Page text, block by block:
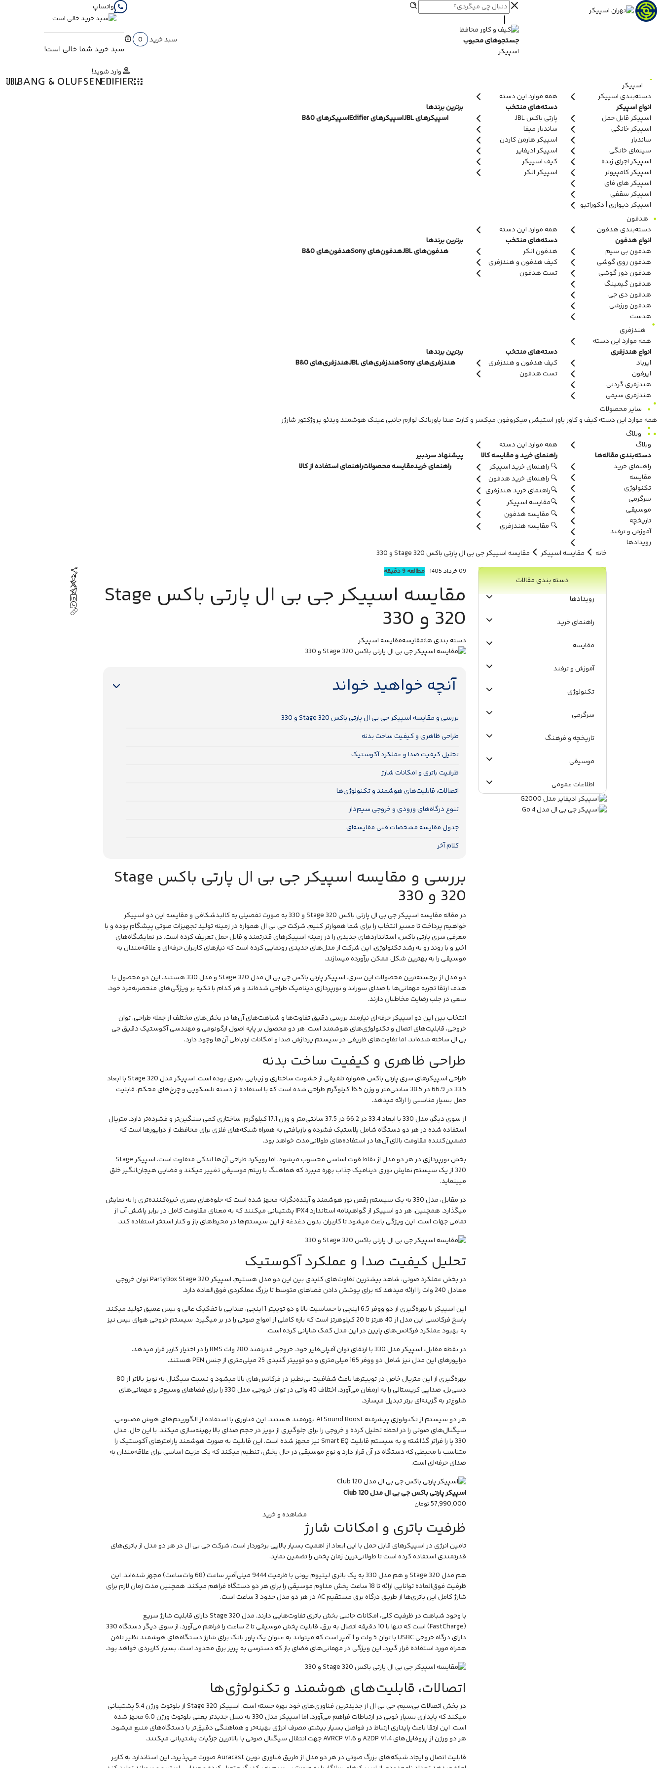
جستجوهای محبوب
اسپیکر
واتساپ
سبد خرید 0
سبد خرید شما خالی است!
وارد شوید!
اسپیکر
دسته‌بندی اسپیکر
همه موارد این دسته
انواع اسپیکر
اسپیکر قابل حمل
اسپیکر خانگی
ساندبار
سینمای خانگی
اسپیکر اجرای زنده
اسپیکر کامپیوتر
اسپیکر های فای
اسپیکر سقفی
اسپیکر دیواری | دکوراتیو
دسته‌های منتخب
پارتی باکس JBL
ساندبار میفا
اسپیکر هارمن کاردن
اسپیکر ادیفایر
کیف اسپیکر
اسپیکر انکر
برترین برندها
اسپیکرهای JBL
اسپیکرهای Edifier اسپیکرهای B&O
هدفون
دسته‌بندی هدفون
همه موارد این دسته
انواع هدفون
هدفون بی سیم
هدفون روی گوشی
هدفون دور گوشی
هدفون گیمینگ
هدفون دی جی
هدفون ورزشی
هدست
دسته‌های منتخب
هدفون انکر
کیف هدفون و هندزفری
تست هدفون
برترین برندها
هدفون‌های JBL
هدفون‌های Sony هدفون‌های B&O
هندزفری
همه موارد این دسته
انواع هندزفری
ایرباد
ایرفون
هندزفری گردنی
هندزفری سیمی
دسته‌های منتخب
کیف هدفون و هندزفری
تست هدفون
برترین برندها
هندزفری‌های Sony
هندزفری‌های JBL هندزفری‌های B&O
سایر محصولات
همه موارد این دستهکیف و کاورپاور استیشنمیکروفونمیکسر و کارت صداپاوربانکلوازم جانبیعینک هوشمندویدئو پروژکتورشارژر
وبلاگ
وبلاگ
همه موارد این دسته
دسته‌بندی مقاله‌ها
راهنمای خرید
مقایسه
تکنولوژی
سرگرمی
موسیقی
تاریخچه
آموزش و ترفند
رویدادها
راهنمای خرید و مقایسه کالا
🔍 راهنمای خرید اسپیکر
🔍 راهنمای خرید هدفون
🔍راهنمای خرید هندزفری
🔍مقایسه اسپیکر
🔍 مقایسه هدفون
🔍 مقایسه هندزفری
پیشنهاد سردبیر
راهنمای خریدمقایسه محصولاتراهنمای استفاده از کالا
خانه مقایسه اسپیکر مقایسه اسپیکر جی بی ال پارتی باکس Stage 320 و 330
دسته بندی مقالات
رویدادها
راهنمای خرید
مقایسه
آموزش و ترفند
تکنولوژی
سرگرمی
تاریخچه و فرهنگ
موسیقی
اطلاعات عمومی
09 خرداد 1405 مطالعه 9 دقیقه
مقایسه اسپیکر جی بی ال پارتی باکس Stage
320 و 330
دسته بندی ها:مقایسهمقایسه اسپیکر
آنچه خواهید خواند
بررسی و مقایسه اسپیکر جی بی ال پارتی باکس Stage 320 و 330
طراحی ظاهری و کیفیت ساخت بدنه
تحلیل کیفیت صدا و عملکرد آکوستیک
ظرفیت باتری و امکانات شارژ
اتصالات، قابلیت‌های هوشمند و تکنولوژی‌ها
تنوع درگاه‌های ورودی و خروجی سیم‌دار
جدول مقایسه مشخصات فنی مقایسه‌ای
کلام آخر
بررسی و مقایسه اسپیکر جی بی ال پارتی باکس Stage
320 و 330
در مقاله مقایسه اسپیکر جی بی ال پارتی باکس Stage 320 و 330 به صورت تفصیلی به کالبدشکافی و مقایسه این دو اسپیکر
خواهیم پرداخت تا مسیر انتخاب را برای شما هموارتر کنیم. شرکتجی بی الهمواره در زمینه تولید تجهیزات صوتی پیشگام بوده و با
معرفی سری پارتی باکس، استانداردهای جدیدی را در زمینه اسپیکرهای قدرتمند و قابل حمل تعریف کرده است. در نمایشگاه‌های
اخیر و با روند رو به رشد تکنولوژی، این شرکت از مدل‌های جدیدی رونمایی کرده است که نیازهای کاربران حرفه‌ای و علاقه‌مندان به
موسیقیرا به بهترین شکل ممکن برآورده میسازند.
دو مدل از برجسته‌ترین محصولات این سری،اسپیکر پارتی باکس جی بی ال مدل Stage 320
و مدل 330 هستند. این دو محصول با
هدف ارتقا تجربه مهمانی‌ها با صدای سوراند ونورپردازیدینامیک طراحی شده‌اند و هر کدام با تکیه بر ویژگی‌های منحصربه‌فرد خود،
سعی در جلب رضایت مخاطبان دارند.
انتخاب بین این دواسپیکرحرفه‌ای نیازمند بررسی دقیق تفاوت‌ها و شباهت‌های آن‌ها در بخش‌های مختلف از جمله طراحی، توان
خروجی، قابلیت‌های اتصال و تکنولوژی‌های هوشمند است. هر دو محصول بر پایه اصول ارگونومی و مهندسی آکوستیک دقیق جی
بی ال ساخته شده‌اند، اما تفاوت‌های ظریفی در سیستم پردازش صدا و امکانات ارتباطی آن‌ها وجود دارد.
طراحی ظاهری و کیفیت ساخت بدنه
طراحی اسپیکرهای سری پارتی باکس همواره تلفیقی از خشونت ساختاری و زیبایی بصری بوده است. اسپیکر مدل Stage 320 با ابعاد
33.5 در 66.9 در 38.5 سانتی‌متر و وزن 16.5 کیلوگرم طراحی شده است که با استفاده از دسته تلسکوپی و چرخ‌های محکم، قابلیت
حمل بسیار مناسبی را ارائه میدهد.
از سوی دیگر، مدل 330 با ابعاد 33.4 در 66.2 در 37.5 سانتی‌متر و وزن 17.1 کیلوگرم، ساختاری کمی سنگین‌تر و فشرده‌تر دارد. متریال
استفاده شده در هر دو دستگاه شامل پلاستیک فشرده و بازیافتی به همراه شبکه‌های فلزی برای محافظت از درایورها است که
تضمین‌کننده مقاومت بالای آن‌ها در استفاده‌های طولانی‌مدت خواهد بود.
بخش نورپردازی در هر دو مدل از نقاط قوت اساسی محسوب میشود، اما رویکرد طراحی آن‌ها اندکی متفاوت است. اسپیکر Stage
320 از یک سیستم نمایش نوری دینامیک جذاب بهره میبرد که هماهنگ با ریتم موسیقی تغییر میکند و فضایی هیجان‌انگیز خلق
میینماید.
در مقابل، مدل 330 به یک سیستم
رقص نورهوشمند و آینده‌نگرانه مجهز شده است که جلوه‌های بصری خیره‌کننده‌تری را به نمایش
میگذارد. همچنین، هر دو اسپیکر از گواهینامه استاندارد IPX4 پشتیبانی میکنند که به معنای مقاومت کامل در برابر پاشش آب از
تمامی جهات است. این ویژگی باعث میشود تا کاربران بدون دغدغه از این سیستم‌ها در محیط‌های باز و کنار استخر استفاده کند.
تحلیل کیفیت صدا و عملکرد آکوستیک
در بخش عملکرد صوتی، شاهد بیشترین تفاوت‌های کلیدی بین این دو مدل هستیم. اسپیکر PartyBox Stage 320 توان خروجی
معادل 240 وات را ارائه میدهد که برای پوشش دادن فضاهای متوسط تا بزرگ عملکردی فوق‌العاده دارد.
این اسپیکر با بهره‌گیری از دو ووفر 6.5 اینچی با حساسیت بالا و دو توییتر 1 اینچی، صدایی با تفکیک عالی و بیس عمیق تولید میکند.
پاسخ فرکانسی این مدل از 40 هرتز تا 20 کیلوهرتز است که بازه کاملی از امواج صوتی را در بر میگیرد. سیستم خروجی هوای بیس نیز
به بهبود عملکرد فرکانس‌های پایین در این مدل کمک شایانی کرده است.
در نقطه مقابل، اسپیکر مدل 330 با ارتقای توان آمپلی‌فایر خود، خروجی قدرتمند 280 وات RMS را در اختیار کاربر قرار میدهد.
درایورهای این مدل نیز شامل دو ووفر 165 میلی‌متری و دو توییتر گنبدی 25 میلی‌متری از جنس PEN هستند.
بهره‌گیری از این متریال خاص در توییترها باعث شفافیت بی‌نظیر در فرکانس‌های بالا میشود و نسبت سیگنال به نویز بالاتر از 80
دسی‌بل، صدایی کریستالی را به ارمغان می‌آورد. اختلاف 40 واتی در توان خروجی، مدل 330 را برای فضاهای وسیع‌تر و مهمانی‌های
شلوغ‌تر به گزینه‌ای برتر تبدیل میسازد.
هر دو سیستم ازتکنولوژی
پیشرفته AI Sound Boost بهره‌مند هستند. این فناوری با استفاده از الگوریتم‌های هوش مصنوعی،
سیگنال‌های صوتی را در لحظه تحلیل کرده و خروجی را برای جلوگیری از نویز در حجم صدای بالا بهینه‌سازی میکند. با این حال، مدل
330 پا را فراتر گذاشته و به سیستم قابلیت Smart EQ نیز مجهز شده است. این قابلیت به صورت هوشمند پارامترهای آکوستیک را
متناسب با محیطی که دستگاه در آن قرار دارد و نوع موسیقی در حال پخش، تنظیم میکند که یک مزیت اساسی برای علاقه‌مندان به
صدای حرفه‌ای است.
اسپیکر پارتی باکس جی بی ال مدل Club 120
57,990,000تومان
مشاهده و خرید
ظرفیت باتری و امکانات شارژ
تامین انرژی در اسپیکرهای قابل حمل با این ابعاد از اهمیت بسیار بالایی برخوردار است. شرکت جی بی ال در هر دو مدل از باتری‌های
قدرتمندی استفاده کرده است تا طولانی‌ترین زمان پخش را تضمین نماید.
هم مدل Stage 320 و هم مدل 330 به یک باتری لیتیوم یونی با ظرفیت 9444 میلی‌آمپر ساعت (68 وات‌ساعت) مجهز شده‌اند. این
ظرفیت فوق‌العاده توانایی ارائه تا 18 ساعت پخش مداوم موسیقی را برای هر دو دستگاه فراهم میکند. همچنین مدت زمان لازم برای
شارژ کامل این باتری‌ها از طریق درگاه برق مستقیم AC در هر دو مدل حدود 3 ساعت است.
با وجود شباهت در ظرفیت کلی، امکانات جانبی بخش باتری تفاوت‌هایی دارند. مدل Stage 320 دارای قابلیت شارژ سریع
(FastCharge) است که تنها با 10 دقیقه اتصال به برق، قابلیت پخش موسیقی تا 2 ساعت را فراهم می‌آورد. از سوی دیگر دستگاه 330
دارای درگاه خروجی USBC با توان 5 ولت و 1 آمپر است که میتواند به عنوان یک پاور بانک برای شارژ دستگاه‌های هوشمند نظیر تلفن
همراه مورد استفاده قرار گیرد. این ویژگی در مهمانی‌های فضای باز که دسترسی به پریز برق محدود است، بسیار کاربردی خواهد بود.
اتصالات، قابلیت‌های هوشمند و تکنولوژی‌ها
در بخش اتصالات بی‌سیم، جی بی ال از جدیدترین فناوری‌های خود بهره جسته است. اسپیکر Stage 320 از بلوتوث ورژن 5.4 پشتیبانی
میکند که پایداری بسیار خوبی در ارتباطات فراهم می‌آورد. اما اسپیکر مدل 330 به نسل جدیدتر یعنی بلوتوث ورژن 6.0 مجهز شده
است. این ارتقا باعث پایداری ارتباط در فواصل بسیار بیشتر، مصرف انرژی بهینه‌تر و هماهنگی دقیق‌تر با دستگاه‌های منبع میشود.
هر دو ورژن از پروفایل‌های A2DP V1.4 و AVRCP V1.6 جهت انتقال سیگنال صوتی با بالاترین جزئیات پشتیبانی میکنند.
قابلیت اتصال و ایجاد شبکه‌های بزرگ صوتی در هر دو مدل از طریق فناوری نوین Auracast صورت می‌پذیرد. این استاندارد به کاربر